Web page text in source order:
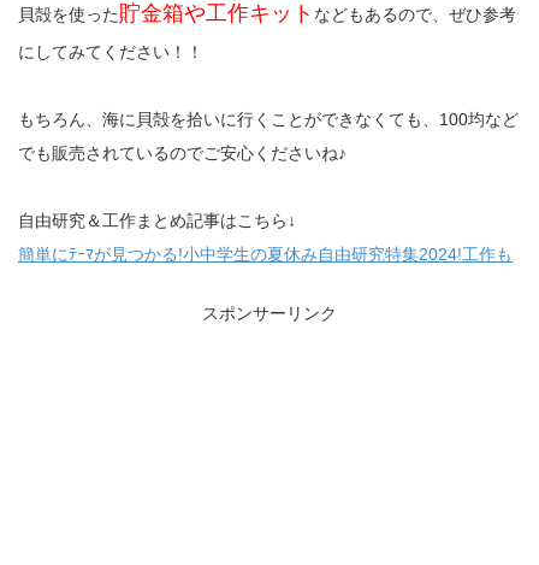
貝殻を使った貯金箱や工作キット などもあるので、ぜひ参考
にしてみてください！！
もちろん、海に貝殻を拾いに行くことができなくても、100均など
でも販売されているのでご安心くださいね♪
自由研究＆工作まとめ記事はこちら↓
簡単にﾃｰﾏが見つかる!小中学生の夏休み自由研究特集2024!工作も
スポンサーリンク